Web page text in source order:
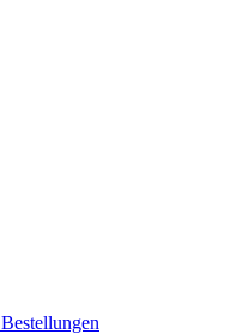
Bestellungen